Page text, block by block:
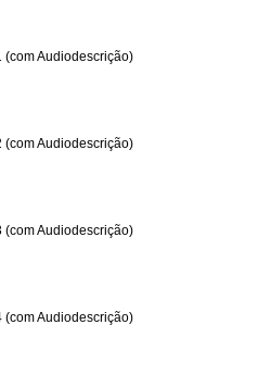
(com Audiodescrição)
(com Audiodescrição)
(com Audiodescrição)
(com Audiodescrição)